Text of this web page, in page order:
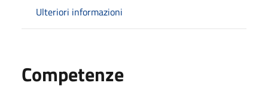
Ulteriori informazioni
Competenze